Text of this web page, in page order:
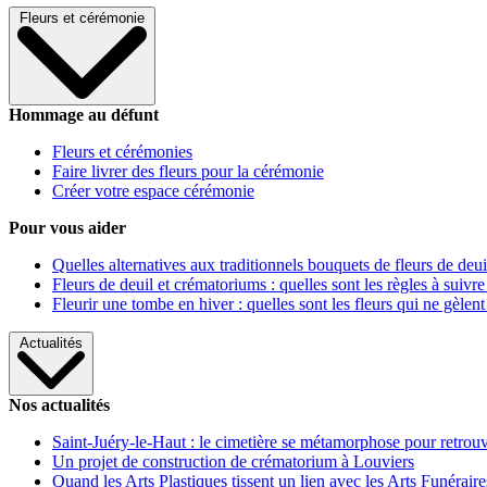
Fleurs et cérémonie
Hommage au défunt
Fleurs et cérémonies
Faire livrer des fleurs pour la cérémonie
Créer votre espace cérémonie
Pour vous aider
Quelles alternatives aux traditionnels bouquets de fleurs de
Fleurs de deuil et crématoriums : quelles sont les règles à
Fleurir une tombe en hiver : quelles sont les fleurs qui ne gèlent
Actualités
Nos actualités
Saint-Juéry-le-Haut : le cimetière se métamorphose pour
Un projet de construction de crématorium à Louviers
Quand les Arts Plastiques tissent un lien avec les Arts